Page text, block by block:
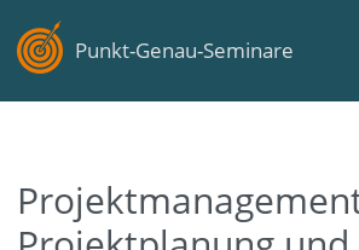
Punkt-Genau-Seminare